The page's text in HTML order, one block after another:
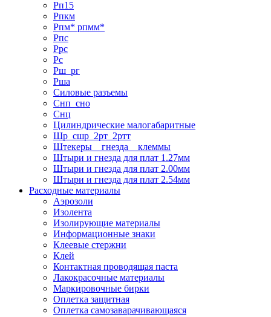
Рп15
Рпкм
Рпм* рпмм*
Рпс
Ррс
Рс
Рш_рг
Рша
Силовые разъемы
Снп_сно
Снц
Цилиндрические малогабаритные
Шр_сшр_2рт_2ртт
Штекеры _ гнезда _ клеммы
Штыри и гнезда для плат 1.27мм
Штыри и гнезда для плат 2.00мм
Штыри и гнезда для плат 2.54мм
Расходные материалы
Аэрозоли
Изолента
Изолирующие материалы
Информационные знаки
Клеевые стержни
Клей
Контактная проводящая паста
Лакокрасочные материалы
Маркировочные бирки
Оплетка защитная
Оплетка самозаварачивающаяся